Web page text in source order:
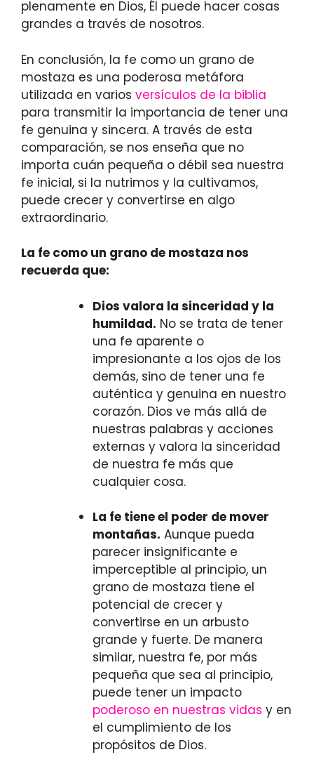
plenamente en Dios, Él puede hacer cosas
grandes a través de nosotros.
En conclusión, la fe como un grano de
mostaza es una poderosa metáfora
utilizada en varios versículos de la biblia
para transmitir la importancia de tener una
fe genuina y sincera. A través de esta
comparación, se nos enseña que no
importa cuán pequeña o débil sea nuestra
fe inicial, si la nutrimos y la cultivamos,
puede crecer y convertirse en algo
extraordinario.
La fe como un grano de mostaza nos
recuerda que:
Dios valora la sinceridad y la
humildad. No se trata de tener
una fe aparente o
impresionante a los ojos de los
demás, sino de tener una fe
auténtica y genuina en nuestro
corazón. Dios ve más allá de
nuestras palabras y acciones
externas y valora la sinceridad
de nuestra fe más que
cualquier cosa.
La fe tiene el poder de mover
montañas. Aunque pueda
parecer insignificante e
imperceptible al principio, un
grano de mostaza tiene el
potencial de crecer y
convertirse en un arbusto
grande y fuerte. De manera
similar, nuestra fe, por más
pequeña que sea al principio,
puede tener un impacto
poderoso en nuestras vidas y en
el cumplimiento de los
propósitos de Dios.